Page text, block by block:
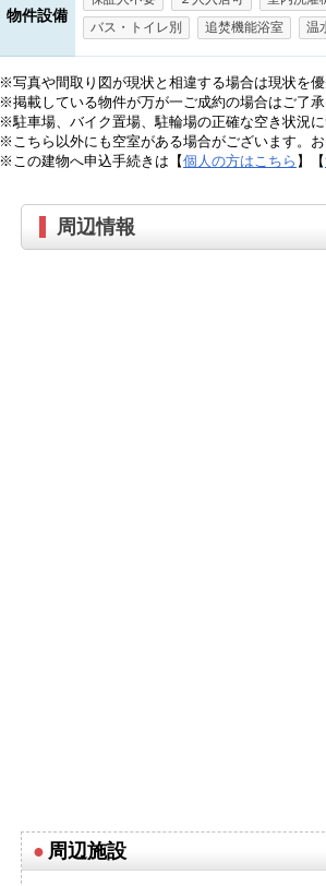
物件設備
バス・トイレ別
追焚機能浴室 温
※写真や間取り図が現状と相違する場合は現状を優
※掲載している物件が万が一ご成約の場合はご了承
※駐車場、バイク置場、駐輪場の正確な空き状況
※こちら以外にも空室がある場合がございます。
※この建物へ申込手続きは【個人の方はこちら 】【
周辺情報
● 周辺施設